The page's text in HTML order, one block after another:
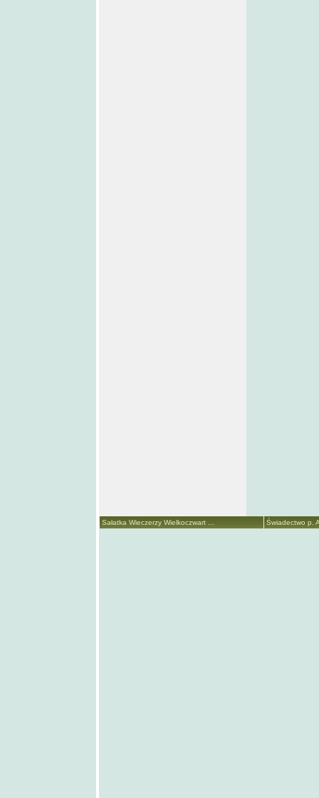
Sałatka Wieczerzy Wielkoczwart ... Świadectwo p.